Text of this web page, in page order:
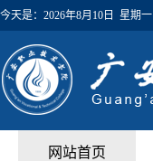
今天是： 2026年8月10日 星期一
网站首页